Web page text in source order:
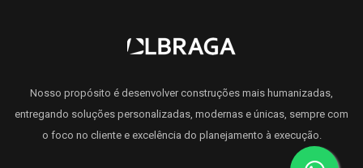
Nosso propósito é desenvolver construções mais humanizadas,
entregando soluções personalizadas, modernas e únicas, sempre com
o foco no cliente e excelência do planejamento à execução.